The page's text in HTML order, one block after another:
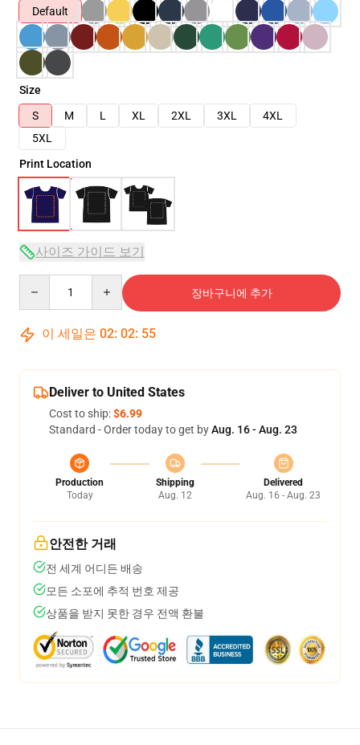
Default
Size
S
M L XL 2XL 3XL
4XL
5XL
Print Location
사이즈 가이드 보기
장바구니에 추가
이 세일은 02: 02: 54
Deliver to United States
Cost to ship:$6.99
Standard - Order today to get byAug. 16 - Aug. 23
Production
Today
Shipping
Aug. 12
Delivered
Aug. 16 - Aug. 23
안전한 거래
전 세계 어디든 배송
모든 소포에 추적 번호 제공
상품을 받지 못한 경우 전액 환불